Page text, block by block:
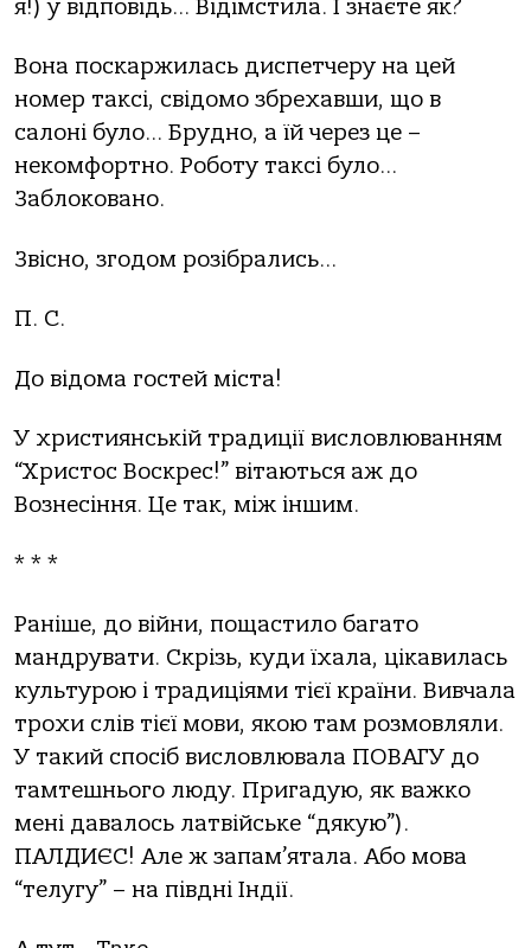
я!) у відповідь… Відімстила. І знаєте як?
Вона поскаржилась диспетчеру на цей
номер таксі, свідомо збрехавши, що в
салоні було… Брудно, а їй через це –
некомфортно. Роботу таксі було…
Заблоковано.
Звісно, згодом розібрались…
П. С.
До відома гостей міста!
У християнській традиції висловлюванням
“Христос Воскрес!” вітаються аж до
Вознесіння. Це так, між іншим.
* * *
Раніше, до війни, пощастило багато
мандрувати. Скрізь, куди їхала, цікавилась
культурою і традиціями тієї країни. Вивчала
трохи слів тієї мови, якою там розмовляли.
У такий спосіб висловлювала ПОВАГУ до
тамтешнього люду. Пригадую, як важко
мені давалось латвійське “дякую”).
ПАЛДИЄС! Але ж запам’ятала. Або мова
“телугу” – на півдні Індії.